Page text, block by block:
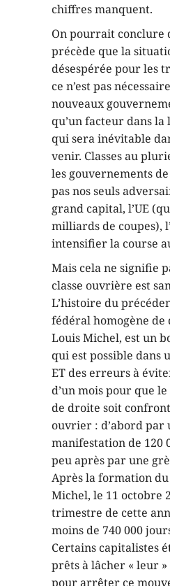
chiffres manquent.
On pourrait conclure
précède que la
désespérée pour les
ce n’est pas
nouveaux
qu’un facteur dans la
qui sera inévitable
venir. Classes au
les gouvernements
pas nos seuls
grand capital, l’UE
milliards de coupes),
intensifier la course
Mais cela ne signifie
classe ouvrière est
L’histoire du
fédéral homogène de
Louis Michel, est un
qui est possible dans
ET des erreurs à
d’un mois pour que
de droite soit
ouvrier : d’abord par
manifestation de 120
peu après par une
Après la formation
Michel, le 11 octobre
trimestre de cette
moins de 740 000
Certains capitalistes
prêts à lâcher « leur
pour arrêter ce